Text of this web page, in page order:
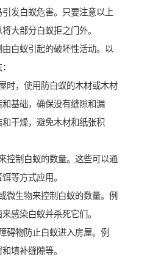
发白蚁危害。只要注意以上
大部分白蚁拒之门外。
白蚁引起的破坏性活动。以
时，使用防白蚁的木材或木材
基础，确保没有缝隙和漏
干燥，避免木材和纸张积
控制白蚁的数量。这些可以通
等方式应用。
微生物来控制白蚁的数量。例
感染白蚁并杀死它们。
碍物防止白蚁进入房屋。例
填补缝隙等。